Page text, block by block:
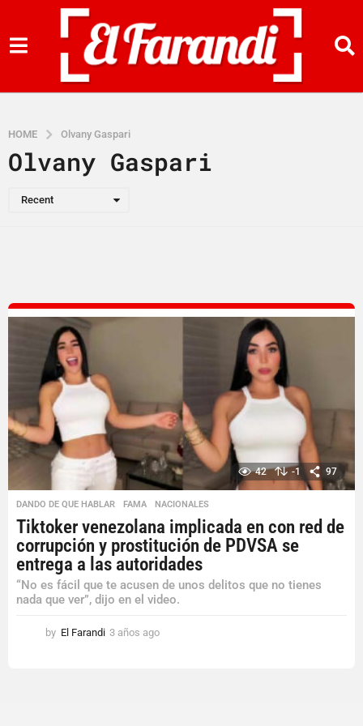
HOME Olvany Gaspari
Olvany Gaspari
Recent
42 -1 97
DANDO DE QUE HABLAR ,FAMA ,NACIONALES
Tiktoker venezolana implicada en con red de
corrupción y prostitución de PDVSA se
entrega a las autoridades
“No es fácil que te acusen de unos delitos que no tienes
nada que ver”, dijo en el video.
by El Farandi 3 años ago